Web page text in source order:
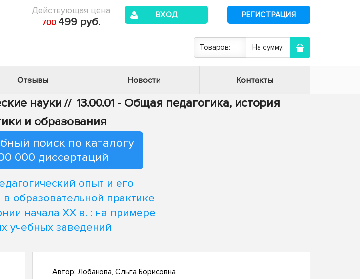
Действующая цена
700 499 руб.
ВХОД РЕГИСТРАЦИЯ
Товаров: На сумму:
Отзывы Новости Контакты
науки // 13.00.01 - Общая педагогика, история
и образования
поиск по каталогу
000 диссертаций
опыт и его
образовательной практике
начала XX в. : на примере
учебных заведений
Автор: Лобанова, Ольга Борисовна